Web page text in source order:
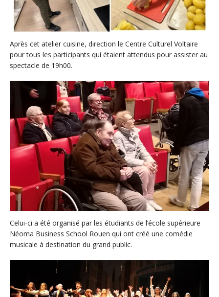
Après cet atelier cuisine, direction le Centre Culturel Voltaire
pour tous les participants qui étaient attendus pour assister au
spectacle de 19h00.
Celui-ci a été organisé par les étudiants de l’école supérieure
Néoma Business School Rouen qui ont créé une comédie
musicale à destination du grand public.